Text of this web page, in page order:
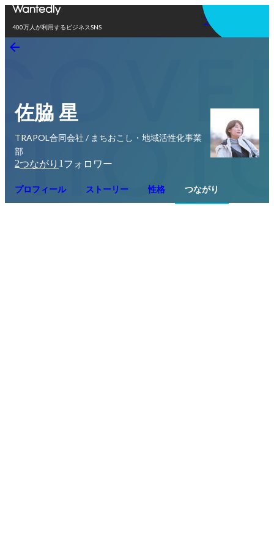
400万人が利用するビジネスSNS
アプリを使う
佐脇 星
TRAPOL合同会社 / まちおこし・地域活性化事業
部
2つながり 1 フォロワー
プロフィール ストーリー 性格 つながり